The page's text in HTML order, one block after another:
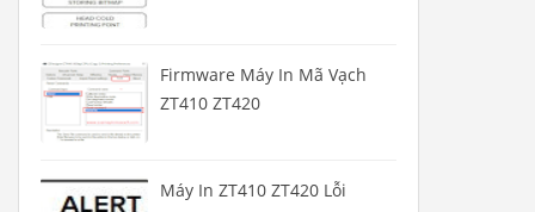
Firmware Máy In Mã Vạch
ZT410 ZT420
Máy In ZT410 ZT420 Lỗi